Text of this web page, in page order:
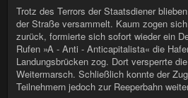
Trotz des Terrors der Staatsdiener
der Straße versammelt. Kaum zogen
zurück, formierte sich sofort wieder ein
Rufen »A - Anti - Anticapitalista« die
Landungsbrücken zog. Dort versperrte
Weitermarsch. Schließlich konnte der
Teilnehmern jedoch zur Reeperbahn